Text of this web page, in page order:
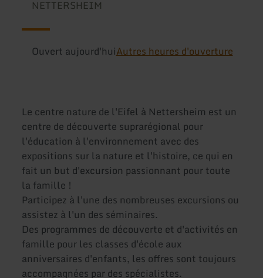
NETTERSHEIM
Ouvert aujourd'huiAutres heures d'ouverture
Le centre nature de l'Eifel à Nettersheim est un
centre de découverte suprarégional pour
l'éducation à l'environnement avec des
expositions sur la nature et l'histoire, ce qui en
fait un but d'excursion passionnant pour toute
la famille !
Participez à l'une des nombreuses excursions ou
assistez à l'un des séminaires.
Des programmes de découverte et d'activités en
famille pour les classes d'école aux
anniversaires d'enfants, les offres sont toujours
accompagnées par des spécialistes.